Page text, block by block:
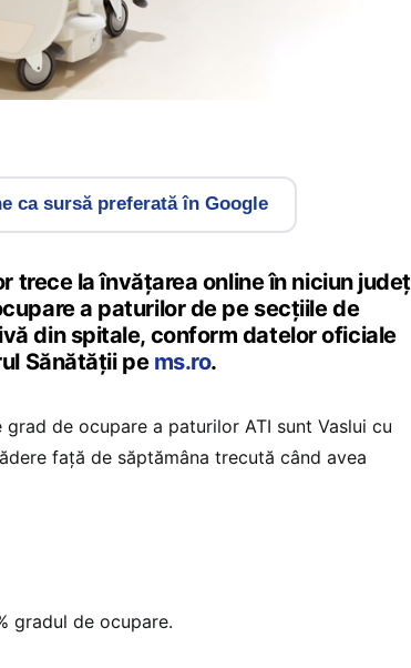
ca sursă preferată în Google
trece la învățarea online în niciun județ
a paturilor de pe secțiile de
din spitale, conform datelor oficiale
Sănătății pe ms.ro.
de ocupare a paturilor ATI sunt Vaslui cu
față de săptămâna trecută când avea
gradul de ocupare.